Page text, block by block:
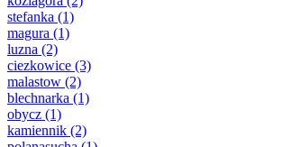
stefanka (1)
magura (1)
luzna (2)
ciezkowice (3)
malastow (2)
blechnarka (1)
obycz (1)
kamiennik (2)